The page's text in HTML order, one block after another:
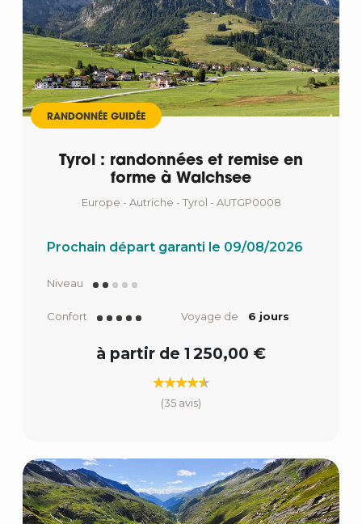
Départ
RANDONNÉE GUIDÉE
Tyrol : randonnées et remise en
forme à Walchsee
Europe - Autriche - Tyrol - AUTGP0008
Prochain départ garanti le 09/08/2026
Niveau
Confort Voyage de 6 jours
à partir de 1 250,00 €
(35 avis)